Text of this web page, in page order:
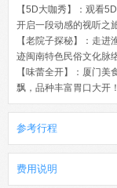
【5D大咖秀】：观看
开启一段动感的视听之旅
【老院子探秘】：走
迹闽南特色民俗文化脉络
【味蕾全开】：厦门
飘，品种丰富胃口大开！
参考行程
费用说明